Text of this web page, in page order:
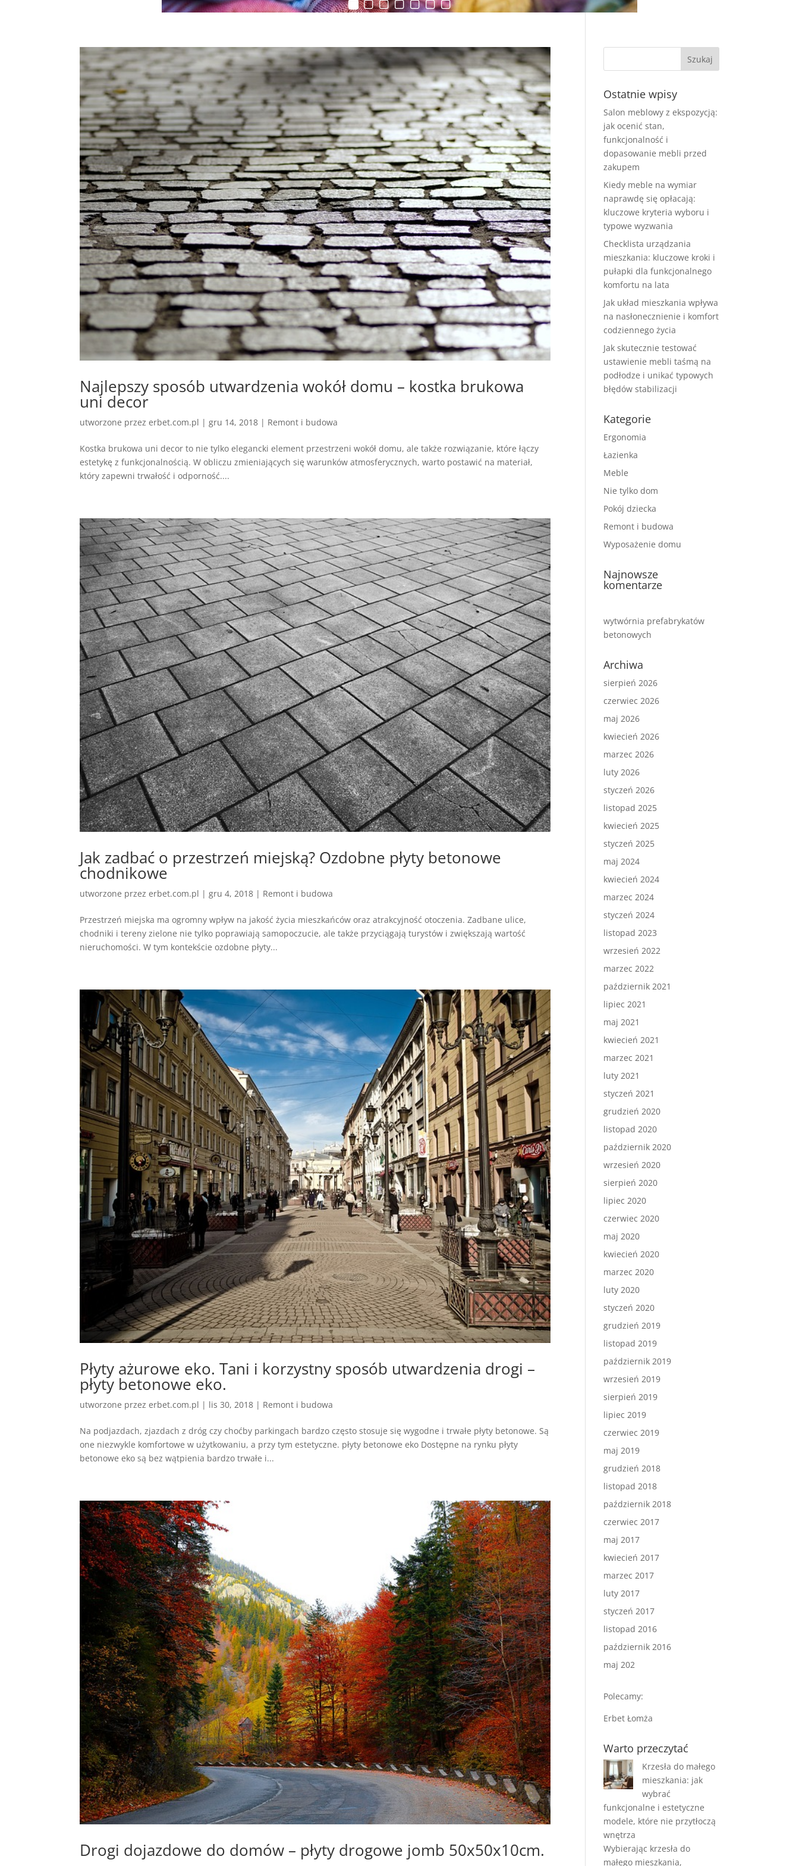
Najlepszy sposób utwardzenia wokół domu – kostka brukowa
uni decor
utworzone przezerbet.com.pl |gru 14, 2018 | Remont i budowa
Kostka brukowa uni decor to nie tylko elegancki element przestrzeni wokół domu, ale także rozwiązanie, które łączy
estetykę z funkcjonalnością. W obliczu zmieniających się warunków atmosferycznych, warto postawić na materiał,
który zapewni trwałość i odporność....
Jak zadbać o przestrzeń miejską? Ozdobne płyty betonowe
chodnikowe
utworzone przezerbet.com.pl |gru 4, 2018 | Remont i budowa
Przestrzeń miejska ma ogromny wpływ na jakość życia mieszkańców oraz atrakcyjność otoczenia. Zadbane ulice,
chodniki i tereny zielone nie tylko poprawiają samopoczucie, ale także przyciągają turystów i zwiększają wartość
nieruchomości. W tym kontekście ozdobne płyty...
Płyty ażurowe eko. Tani i korzystny sposób utwardzenia drogi –
płyty betonowe eko.
utworzone przezerbet.com.pl | lis 30, 2018 | Remont i budowa
Na podjazdach, zjazdach z dróg czy choćby parkingach bardzo często stosuje się wygodne i trwałe płyty betonowe. Są
one niezwykle komfortowe w użytkowaniu, a przy tym estetyczne. płyty betonowe eko Dostępne na rynku płyty
betonowe eko są bez wątpienia bardzo trwałe i...
Drogi dojazdowe do domów – płyty drogowe jomb 50x50x10cm.
Ostatnie wpisy
Salon meblowy z ekspozycją:
jak ocenić stan,
funkcjonalność i
dopasowanie mebli przed
zakupem
Kiedy meble na wymiar
naprawdę się opłacają:
kluczowe kryteria wyboru i
typowe wyzwania
Checklista urządzania
mieszkania: kluczowe kroki i
pułapki dla funkcjonalnego
komfortu na lata
Jak układ mieszkania wpływa
na nasłonecznienie i komfort
codziennego życia
Jak skutecznie testować
ustawienie mebli taśmą na
podłodze i unikać typowych
błędów stabilizacji
Kategorie
Ergonomia
Łazienka
Meble
Nie tylko dom
Pokój dziecka
Remont i budowa
Wyposażenie domu
Najnowsze
komentarze
wytwórnia prefabrykatów
betonowych
Archiwa
sierpień 2026
czerwiec 2026
maj 2026
kwiecień 2026
marzec 2026
luty 2026
styczeń 2026
listopad 2025
kwiecień 2025
styczeń 2025
maj 2024
kwiecień 2024
marzec 2024
styczeń 2024
listopad 2023
wrzesień 2022
marzec 2022
październik 2021
lipiec 2021
maj 2021
kwiecień 2021
marzec 2021
luty 2021
styczeń 2021
grudzień 2020
listopad 2020
październik 2020
wrzesień 2020
sierpień 2020
lipiec 2020
czerwiec 2020
maj 2020
kwiecień 2020
marzec 2020
luty 2020
styczeń 2020
grudzień 2019
listopad 2019
październik 2019
wrzesień 2019
sierpień 2019
lipiec 2019
czerwiec 2019
maj 2019
grudzień 2018
listopad 2018
październik 2018
czerwiec 2017
maj 2017
kwiecień 2017
marzec 2017
luty 2017
styczeń 2017
listopad 2016
październik 2016
maj 202
Polecamy:
Erbet Łomża
Warto przeczytać
Krzesła do małego
mieszkania: jak
wybrać
funkcjonalne i estetyczne
modele, które nie przytłoczą
wnętrza
Wybierając krzesła do
małego mieszkania,